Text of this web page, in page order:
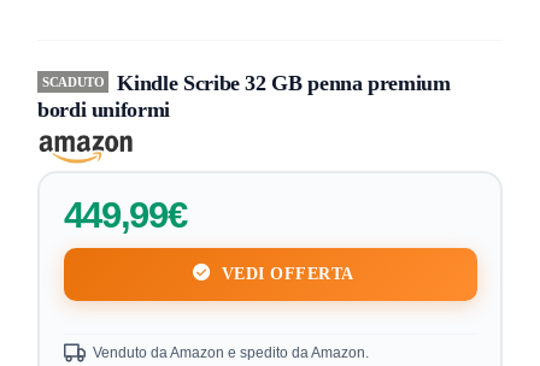
SCADUTO
Kindle Scribe 32 GB penna premium
bordi uniformi
449,99€
VEDI OFFERTA
Venduto da Amazon e spedito da Amazon.